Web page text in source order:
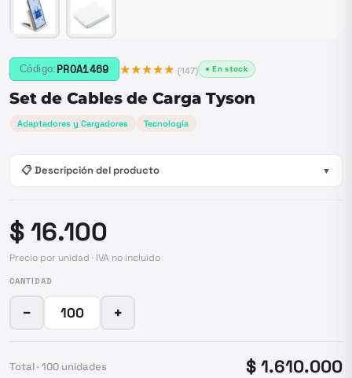
Código: PROA1469 ★★★★★ (147) ● En stock
Set de Cables de Carga Tyson
Adaptadores y Cargadores Tecnología
📋 Descripción del producto ▼
$ 16.100
Precio por unidad · IVA no incluido
CANTIDAD
− +
Total · 100 unidades $ 1.610.000